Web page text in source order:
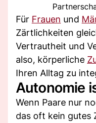
Für Frauen und
Zärtlichkeiten
Vertrautheit und
also, körperliche
Ihren Alltag zu
Autonomie
Wenn Paare nur
das oft kein gutes